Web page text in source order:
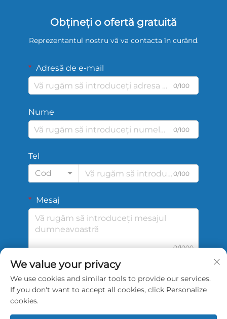
Obțineți o ofertă gratuită
Reprezentantul nostru vă va contacta în curând.
Adresă de e-mail
0/100
Nume
0/100
Tel
Cod
0/100
Mesaj
0/1000
Trimite
We value your privacy
We use cookies and similar tools to provide our services.
If you don't want to accept all cookies, click Personalize
cookies.